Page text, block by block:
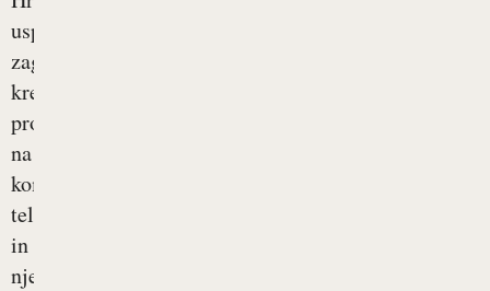
uspešna,
zagnana,
kreativna
producentka
na
komercialni
televiziji
in
njen